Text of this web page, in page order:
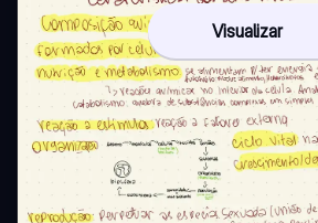
Visualizar